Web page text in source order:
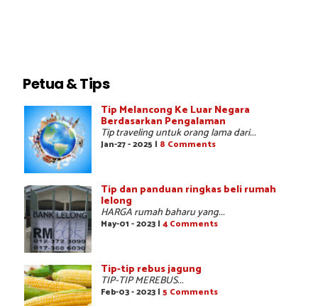
Petua & Tips
Tip Melancong Ke Luar Negara
Berdasarkan Pengalaman
Tip traveling untuk orang lama dari...
Jan-27 - 2025 | 8 Comments
Tip dan panduan ringkas beli rumah
lelong
HARGA rumah baharu yang...
May-01 - 2023 | 4 Comments
Tip-tip rebus jagung
TIP-TIP MEREBUS...
Feb-03 - 2023 | 5 Comments